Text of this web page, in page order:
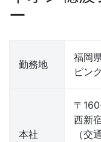
ー
勤務地
福岡
ピン
本社
〒
西新
（交